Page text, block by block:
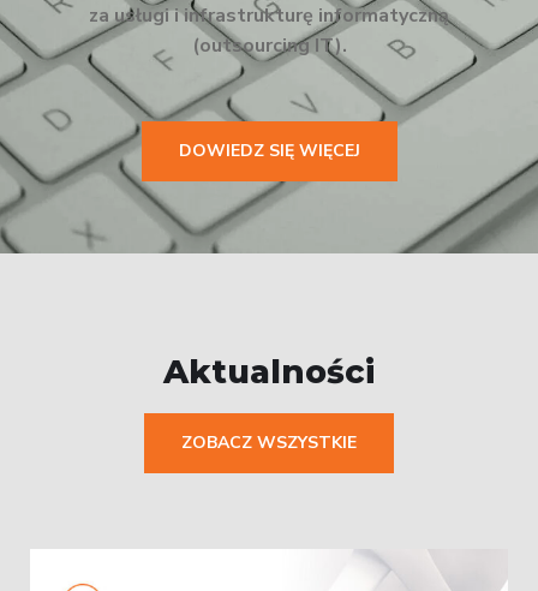
za usługi i infrastrukturę informatyczną
(outsourcing IT).
DOWIEDZ SIĘ WIĘCEJ
Aktualności
ZOBACZ WSZYSTKIE